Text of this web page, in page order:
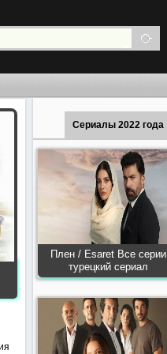
Сериалы 2022 года
Плен / Esaret Все серии
турецкий сериал